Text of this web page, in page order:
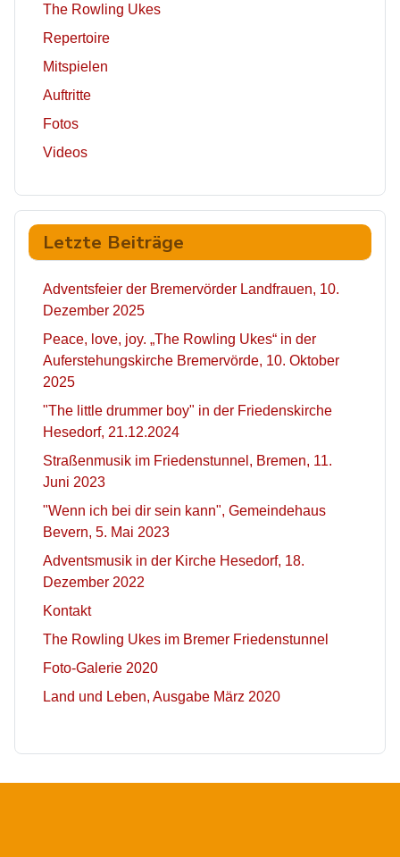
The Rowling Ukes
Repertoire
Mitspielen
Auftritte
Fotos
Videos
Letzte Beiträge
Adventsfeier der Bremervörder Landfrauen, 10.
Dezember 2025
Peace, love, joy. „The Rowling Ukes“ in der
Auferstehungskirche Bremervörde, 10. Oktober
2025
"The little drummer boy" in der Friedenskirche
Hesedorf, 21.12.2024
Straßenmusik im Friedenstunnel, Bremen, 11.
Juni 2023
"Wenn ich bei dir sein kann", Gemeindehaus
Bevern, 5. Mai 2023
Adventsmusik in der Kirche Hesedorf, 18.
Dezember 2022
Kontakt
The Rowling Ukes im Bremer Friedenstunnel
Foto-Galerie 2020
Land und Leben, Ausgabe März 2020